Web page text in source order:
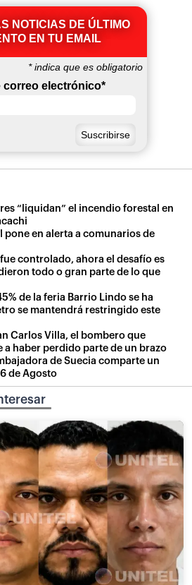
NOTICIAS DE ÚLTIMO
EN TU EMAIL
*indica que es obligatorio
correo electrónico*
“liquidan” el incendio forestal en
pone en alerta a comunarios de
controlado, ahora el desafío es
todo o gran parte de lo que
de la feria Barrio Lindo se ha
se mantendrá restringido este
Carlos Villa, el bombero que
a haber perdido parte de un brazo
de Suecia comparte un
de Agosto